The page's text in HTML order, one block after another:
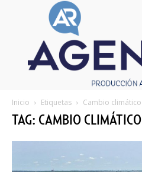
Inicio Etiquetas Cambio climático
TAG: CAMBIO CLIMÁTICO